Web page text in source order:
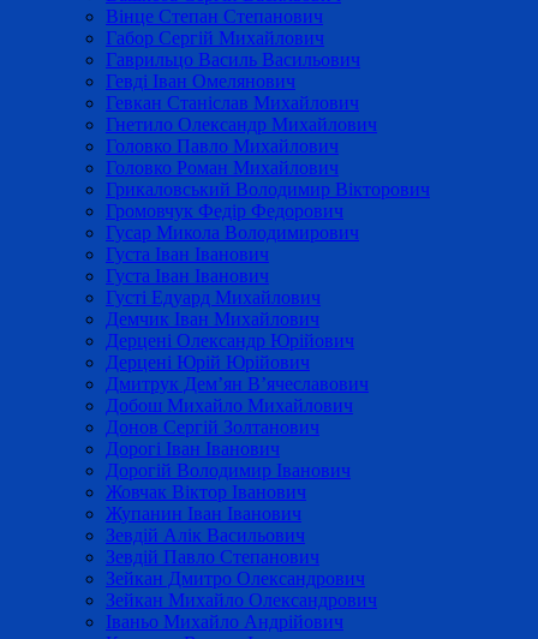
Вінце Степан Степанович
Габор Сергій Михайлович
Гаврильцо Василь Васильович
Гевді Іван Омелянович
Гевкан Станіслав Михайлович
Гнетило Олександр Михайлович
Головко Павло Михайлович
Головко Роман Михайлович
Грикаловський Володимир Вікторович
Громовчук Федір Федорович
Гусар Микола Володимирович
Густа Іван Іванович
Густа Іван Іванович
Густі Едуард Михайлович
Демчик Іван Михайлович
Дерцені Олександр Юрійович
Дерцені Юрій Юрійович
Дмитрук Дем’ян В’ячеславович
Добош Михайло Михайлович
Донов Сергій Золтанович
Дорогі Іван Іванович
Дорогій Володимир Іванович
Жовчак Віктор Іванович
Жупанин Іван Іванович
Зевдій Алік Васильович
Зевдій Павло Степанович
Зейкан Дмитро Олександрович
Зейкан Михайло Олександрович
Іваньо Михайло Андрійович